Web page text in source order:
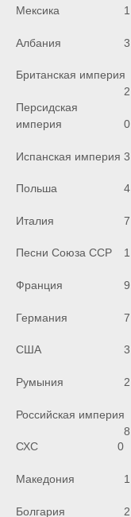
Мексика 1
Албания 3
Британская империя
2
Персидская
империя
0
Испанская империя 3
Польша 4
Италия 7
Песни Союза ССР 1
Франция 9
Германия 7
США 3
Румыния 2
Российская империя
8
СХС
0
Македония 1
Болгария 2